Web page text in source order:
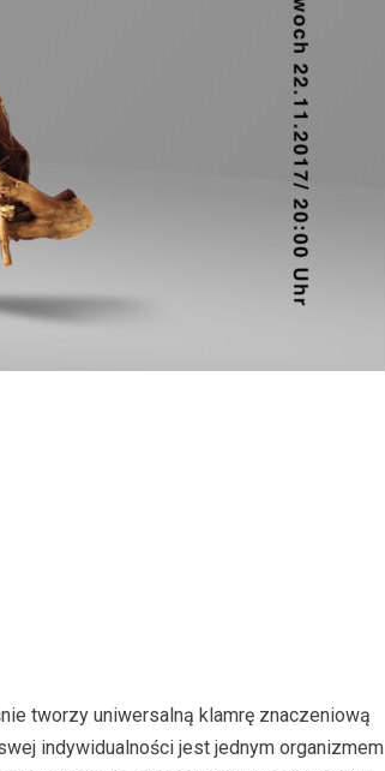
tworzy uniwersalną klamrę znaczeniową
indywidualności jest jednym organizmem